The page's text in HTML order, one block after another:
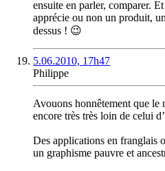
ensuite en parler, comparer.
apprécie ou non un produit,
dessus ! 😉
5.06.2010, 17h47
Philippe
Avouons honnêtement que le
encore très très loin de celui
Des applications en franglais
un graphisme pauvre et